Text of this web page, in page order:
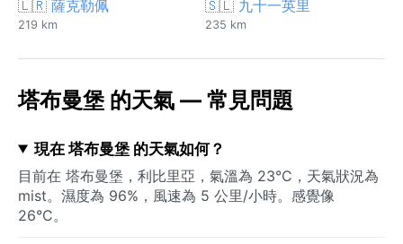
🇱🇷 薩克勒佩
219 km
🇸🇱 九十一英里
235 km
塔布曼堡 的天氣 — 常見問題
現在 塔布曼堡 的天氣如何？
目前在 塔布曼堡，利比里亞，氣溫為 23°C，天氣狀況為
mist。濕度為 96%，風速為 5 公里/小時。感覺像
26°C。